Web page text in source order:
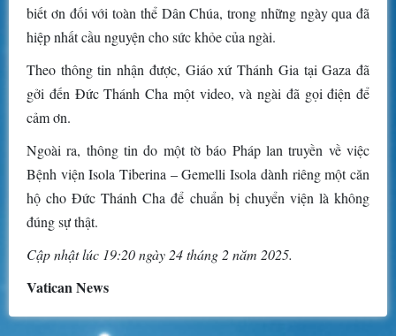
biết ơn đối với toàn thể Dân Chúa, trong những ngày qua đã
hiệp nhất cầu nguyện cho sức khỏe của ngài.
Theo thông tin nhận được, Giáo xứ Thánh Gia tại Gaza đã
gởi đến Đức Thánh Cha một video, và ngài đã gọi điện để
cảm ơn.
Ngoài ra, thông tin do một tờ báo Pháp lan truyền về việc
Bệnh viện Isola Tiberina – Gemelli Isola dành riêng một căn
hộ cho Đức Thánh Cha để chuẩn bị chuyển viện là không
đúng sự thật.
Cập nhật lúc 19:20 ngày 24 tháng 2 năm 2025.
Vatican News